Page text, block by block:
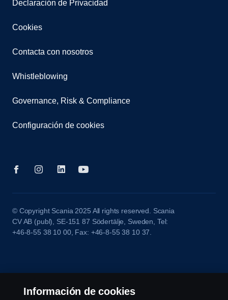
Declaración de Privacidad
Cookies
Contacta con nosotros
Whistleblowing
Governance, Risk & Compliance
Configuración de cookies
© Copyright Scania 2025 All rights reserved. Scania
CV AB (publ), SE-151 87 Södertälje, Sweden, Tel:
+46-8-55 38 10 00, Fax: +46-8-55 38 10 37.
Información de cookies